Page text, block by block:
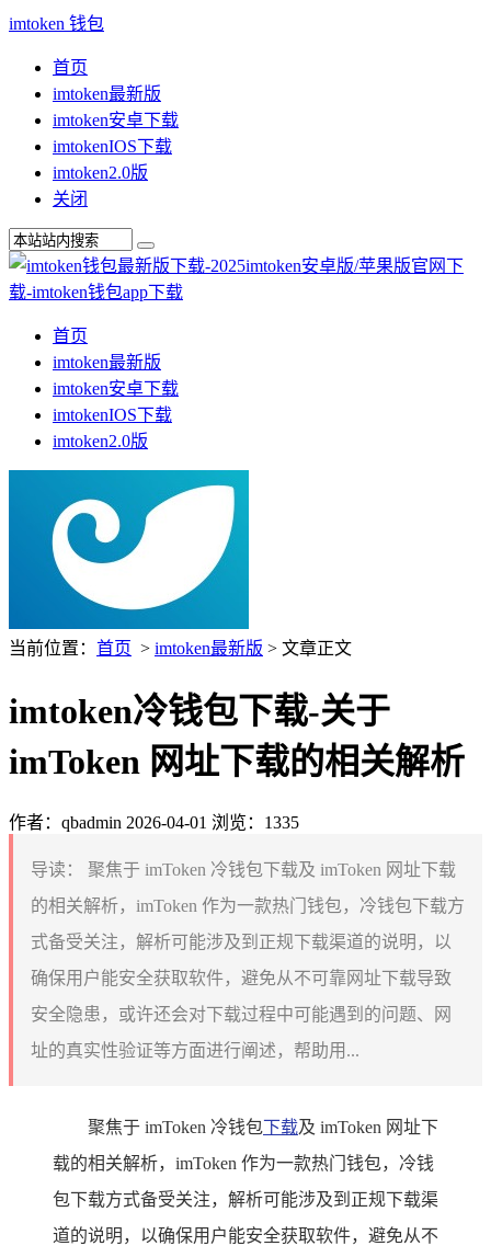
imtoken 钱包
首页
imtoken最新版
imtoken安卓下载
imtokenIOS下载
imtoken2.0版
关闭
首页
imtoken最新版
imtoken安卓下载
imtokenIOS下载
imtoken2.0版
当前位置： 首页 > imtoken最新版 > 文章正文
imtoken冷钱包下载-关于
imToken 网址下载的相关解析
作者：qbadmin 2026-04-01 浏览：1335
导读：
聚焦于 imToken 冷钱包下载及 imToken 网址下载
的相关解析，imToken 作为一款热门钱包，冷钱包下载方
式备受关注，解析可能涉及到正规下载渠道的说明，以
确保用户能安全获取软件，避免从不可靠网址下载导致
安全隐患，或许还会对下载过程中可能遇到的问题、网
址的真实性验证等方面进行阐述，帮助用...
聚焦于 imToken 冷钱包下载及 imToken 网址下
载的相关解析，imToken 作为一款热门钱包，冷钱
包下载方式备受关注，解析可能涉及到正规下载渠
道的说明，以确保用户能安全获取软件，避免从不